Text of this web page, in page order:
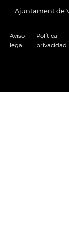
Ajuntament de
Aviso
legal
Política
privacidad